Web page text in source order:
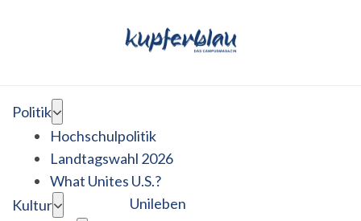
Politik
Hochschulpolitik
Landtagswahl 2026
What Unites U.S.?
Kultur
Unileben